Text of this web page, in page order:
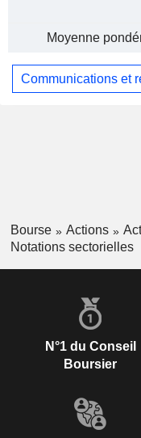
Moyenne
Communications et
Bourse Actions
Notations sectorielles
N°1 du Conseil
Boursier